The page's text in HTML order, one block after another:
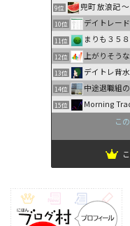
9位 兜町 放浪記
10位 デイトレー
11位 まりも３５
12位 上がりそう
13位 デイトレ背
14位 中途退職組
15位
Morning
こ